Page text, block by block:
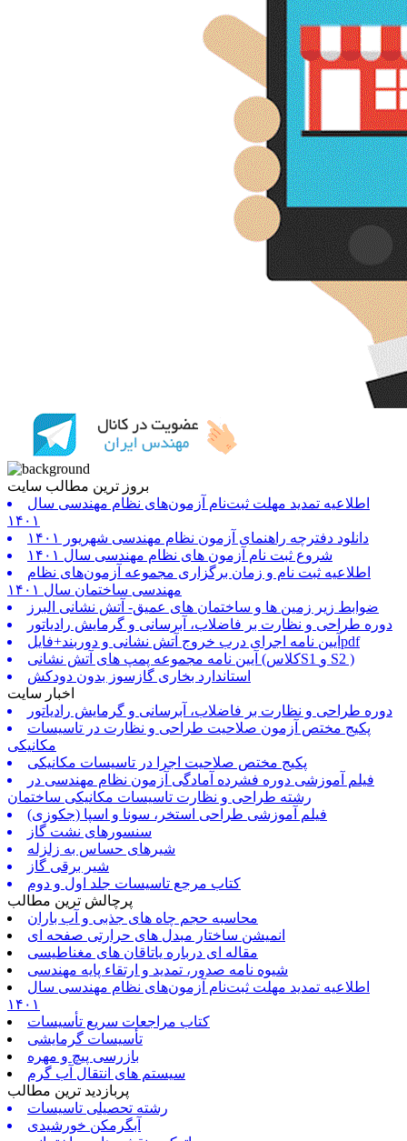
بروز ترین مطالب سایت
اطلاعیه تمدید مهلت ثبت‌نام آزمون‌های نظام مهندسی سال
۱۴۰۱
دانلود دفترچه راهنمای آزمون نظام مهندسی شهریور ۱۴۰۱
شروع ثبت نام آزمون های نظام مهندسی سال ۱۴۰۱
اطلاعیه ثبت نام و زمان برگزاری مجموعه آزمون‌های نظام
مهندسی ساختمان سال ۱۴۰۱
ضوابط زیر زمین ها و ساختمان های عمیق- آتش نشانی البرز
دوره طراحی و نظارت بر فاضلاب، آبرسانی و گرمایش رادیاتور
آیین نامه اجرای درب خروج آتش نشانی و دوربند+فایلpdf
آیین نامه مجموعه پمپ های آتش نشانی (کلاسS1 و S2 )
استاندارد بخاری گازسوز بدون دودکش
اخبار سایت
دوره طراحی و نظارت بر فاضلاب، آبرسانی و گرمایش رادیاتور
پکیج مختص آزمون صلاحیت طراحی و نظارت در تاسیسات
مکانیکی
پکیج مختص صلاحیت اجرا در تاسیسات مکانیکی
فیلم آموزشی دوره فشرده آمادگی آزمون نظام مهندسی در
رشته طراحی و نظارت تاسیسات مکانیکی ساختمان
فیلم آموزشی طراحی استخر، سونا و اسپا (جکوزی)
سنسورهای نشت گاز
شیرهای حساس به زلزله
شیر برقی گاز
کتاب مرجع تاسیسات جلد اول و دوم
پرچالش ترین مطالب
محاسبه حجم چاه های جذبی و آب باران
انمیشن ساختار مبدل های حرارتی صفحه ای
مقاله ای درباره یاتاقان های مغناطیسی
شیوه نامه صدور، تمدید و ارتقاء پایه مهندسی
اطلاعیه تمدید مهلت ثبت‌نام آزمون‌های نظام مهندسی سال
۱۴۰۱
کتاب مراجعات سریع تأسیسات
تأسیسات گرمایشی
بازرسی پیچ و مهره
سیستم های انتقال آب گرم
پربازدید ترین مطالب
رشته تحصیلی تاسیسات
آبگرمکن خورشیدی